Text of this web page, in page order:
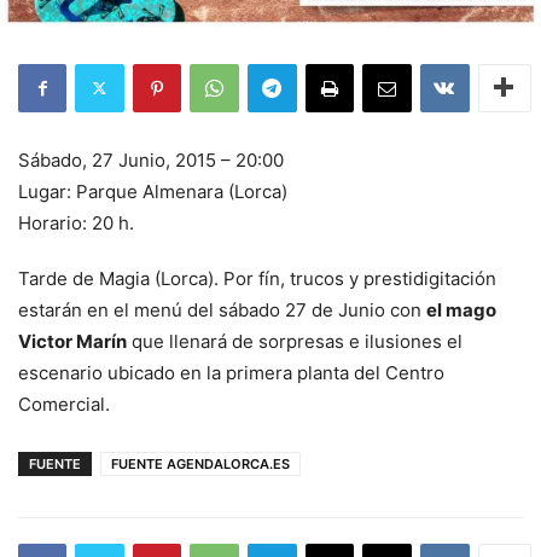
Sábado, 27 Junio, 2015 – 20:00
Lugar: Parque Almenara (Lorca)
Horario: 20 h.
Tarde de Magia (Lorca). Por fín, trucos y prestidigitación
estarán en el menú del sábado 27 de Junio con el mago
Victor Marín que llenará de sorpresas e ilusiones el
escenario ubicado en la primera planta del Centro
Comercial.
FUENTE FUENTE AGENDALORCA.ES